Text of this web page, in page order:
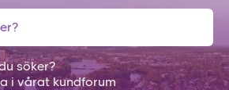
söker?
i vårat kundforum